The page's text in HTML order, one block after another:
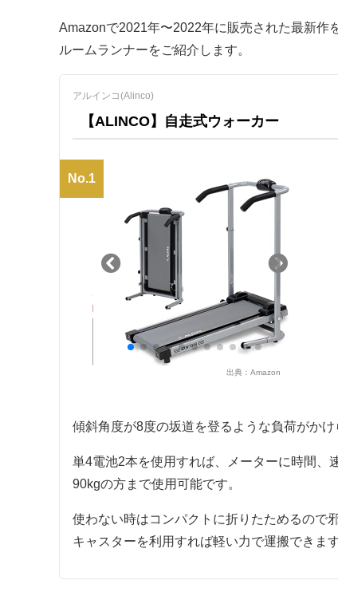
Amazonで2021年〜2022年に販売された最新作
ルームランナーをご紹介します。
アルインコ(Alinco)
【ALINCO】自走式ウォーカー
No.1
出典：Amazon
傾斜角度が8度の坂道を登るような負荷がか
単4電池2本を使用すれば、メーターに時間、
90kgの方まで使用可能です。
使わない時はコンパクトに折りたためるので
キャスターを利用すれば軽い力で運搬できます